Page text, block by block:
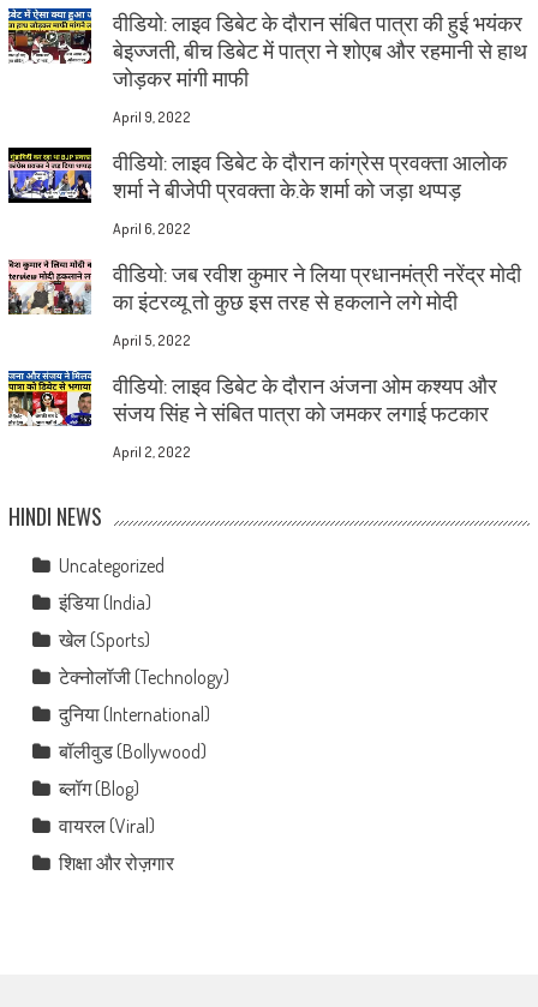
वीडियो: लाइव डिबेट के दौरान संबित पात्रा की हुई भयंकर
बेइज्जती, बीच डिबेट में पात्रा ने शोएब और रहमानी से हाथ
जोड़कर मांगी माफी
April 9, 2022
वीडियो: लाइव डिबेट के दौरान कांग्रेस प्रवक्ता आलोक
शर्मा ने बीजेपी प्रवक्ता के.के शर्मा को जड़ा थप्पड़
April 6, 2022
वीडियो: जब रवीश कुमार ने लिया प्रधानमंत्री नरेंद्र मोदी
का इंटरव्यू तो कुछ इस तरह से हकलाने लगे मोदी
April 5, 2022
वीडियो: लाइव डिबेट के दौरान अंजना ओम कश्यप और
संजय सिंह ने संबित पात्रा को जमकर लगाई फटकार
April 2, 2022
HINDI NEWS
Uncategorized
इंडिया (India)
खेल (Sports)
टेक्नोलॉजी (Technology)
दुनिया (International)
बॉलीवुड (Bollywood)
ब्लॉग (Blog)
वायरल (Viral)
शिक्षा और रोज़गार